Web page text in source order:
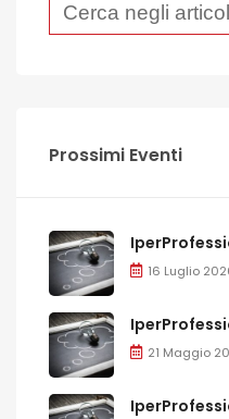
Prossimi Eventi
16 Luglio
21 Maggio